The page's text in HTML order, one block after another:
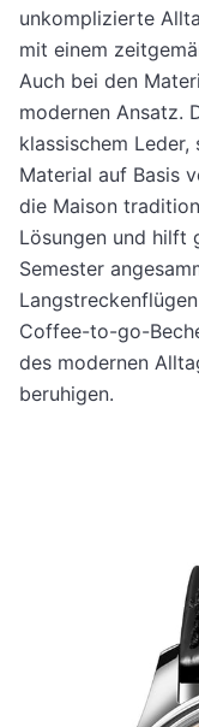
unkomplizierte
mit einem
Auch bei den
modernen Ansatz.
klassischem
Material auf Basis
die Maison
Lösungen und hilft
Semester
Coffee-to-go-
des modernen
beruhigen.